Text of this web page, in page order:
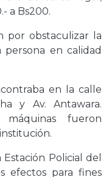
a Bs200.
por obstaculizar la
en calidad
en la calle
y Av. Antawara.
fueron
Estación Policial del
efectos para fines